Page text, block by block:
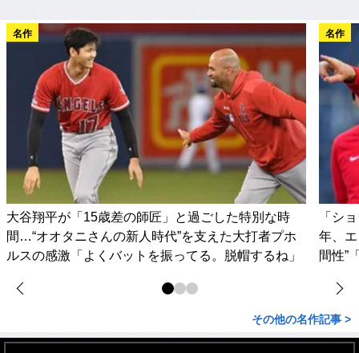
名作
大谷翔平が「15歳差の師匠」と過ごした特別な時
間…“オオタニさんの新人時代”を支えた大打者プホ
ルスの感激「よくバットを振ってる。脱帽するね」
名作
「シ
年、
間性”
その他の名作記事 >